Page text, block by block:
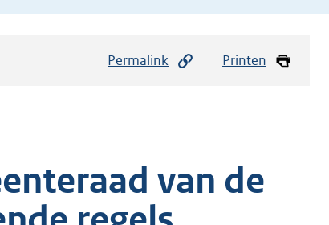
Permalink Printen
van de